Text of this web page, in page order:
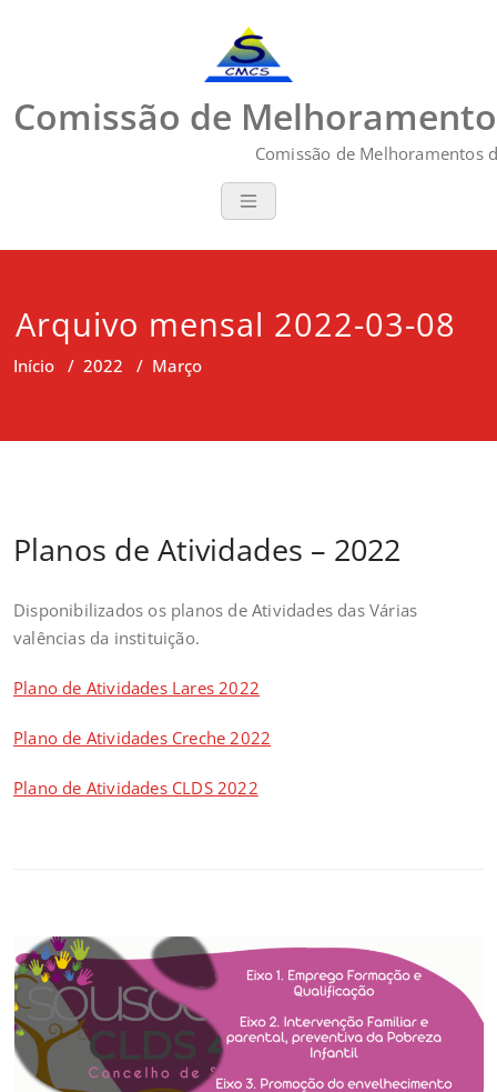
Comissão de
Comissão de Melhoramentos
Arquivo mensal 2022-03-08
Início / 2022 / Março
Planos de Atividades – 2022
Disponibilizados os planos de Atividades das Várias
valências da instituição.
Plano de Atividades Lares 2022
Plano de Atividades Creche 2022
Plano de Atividades CLDS 2022